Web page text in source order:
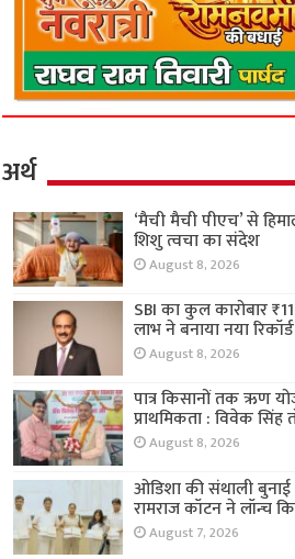
अर्थ
‘मैची मैची पीएच’ से
शिशु त्वचा का संदेश
August 8, 2026
SBI का कुल कारोबार
लाभ ने बनाया नया रिकॉर्ड
August 8, 2026
पात्र किसानों तक ऋण
प्राथमिकता : विवेक सिंह
August 8, 2026
ओडिशा की संथाली
रामराज कॉटन ने लॉन्च
August 7, 2026